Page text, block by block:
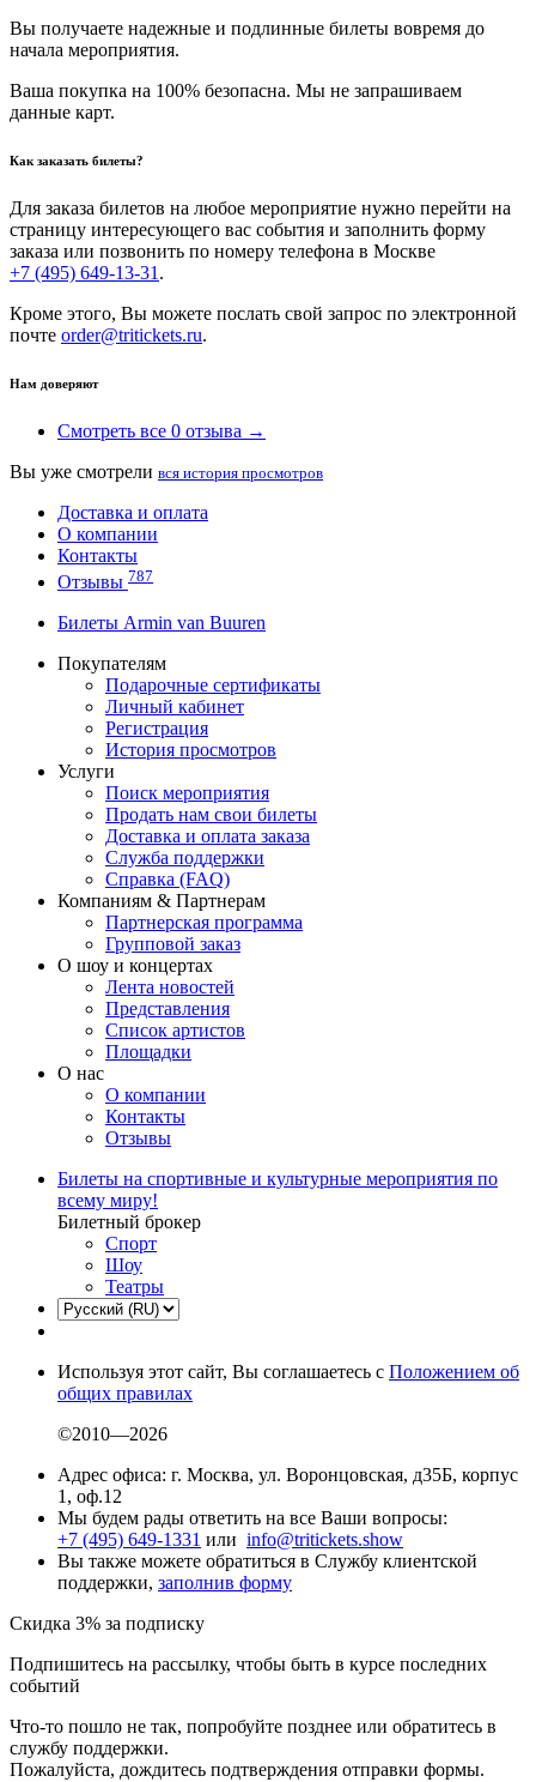
Вы получаете надежные и подлинные билеты вовремя до
начала мероприятия.
Ваша покупка на 100% безопасна. Мы не запрашиваем
данные карт.
Как заказать билеты?
Для заказа билетов на любое мероприятие нужно перейти на
страницу интересующего вас события и заполнить форму
заказа или позвонить по номеру телефона в Москве
+7 (495) 649-13-31 .
Кроме этого, Вы можете послать свой запрос по электронной
почте order@tritickets.ru.
Нам доверяют
Смотреть все 0 отзыва →
Вы уже смотрели вся история просмотров
Доставка и оплата
О компании
Контакты
Отзывы 787
Билеты Armin van Buuren
Покупателям
Подарочные сертификаты
Личный кабинет
Регистрация
История просмотров
Услуги
Поиск мероприятия
Продать нам свои билеты
Доставка и оплата заказа
Служба поддержки
Справка (FAQ)
Компаниям & Партнерам
Партнерская программа
Групповой заказ
О шоу и концертах
Лента новостей
Представления
Список артистов
Площадки
О нас
О компании
Контакты
Отзывы
Билеты на спортивные и культурные мероприятия по
всему миру!
Билетный брокер
Спорт
Шоу
Театры
Используя этот сайт, Вы соглашаетесь с Положением об
общих правилах
©2010—2026
Адрес офиса: г. Москва, ул. Воронцовская, д35Б, корпус
1, оф.12
Мы будем рады ответить на все Ваши вопросы:
+7 (495) 649-1331 или info@tritickets.show
Вы также можете обратиться в Службу клиентской
поддержки, заполнив форму
Скидка 3% за подписку
Подпишитесь на рассылку, чтобы быть в курсе последних
событий
Что-то пошло не так, попробуйте позднее или обратитесь в
службу поддержки.
Пожалуйста, дождитесь подтверждения отправки формы.